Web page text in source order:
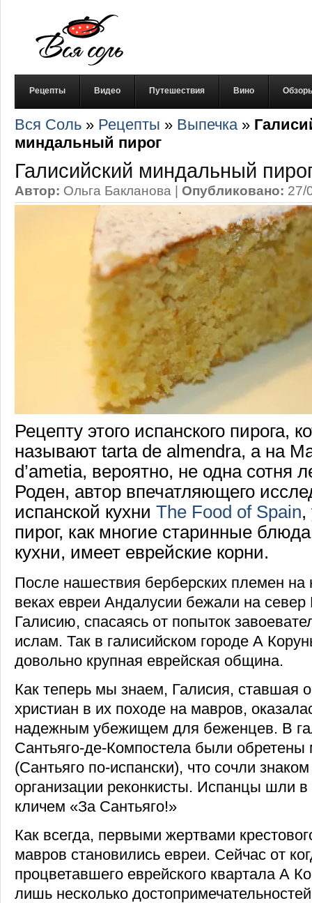
Рецепты Видео Путешествия Вино
Вся Соль » Рецепты » Выпечка»
миндальный пирог
Галисийский миндальный
Автор: Ольга Бакланова | Опубликовано: 27/
Рецепту этого испанского пирога,
называют tarta de almendra, а на
d’ametia, вероятно, не одна сотня
Роден, автор впечатляющего
испанской кухни The Food of Spain,
пирог, как многие старинные
кухни, имеет еврейские корни.
После нашествия берберских племен на
веках евреи Андалусии бежали на север
Галисию, спасаясь от попыток
ислам. Так в галисийском городе А
довольно крупная еврейская община.
Как теперь мы знаем, Галисия, ставшая
христиан в их походе на мавров,
надежным убежищем для беженцев. В
Сантьяго-де-Компостела были
(Сантьяго по-испански), что сочли
организации реконкисты. Испанцы шли
кличем «За Сантьяго!»
Как всегда, первыми жертвами
мавров становились евреи. Сейчас от
процветавшего еврейского квартала А
лишь несколько